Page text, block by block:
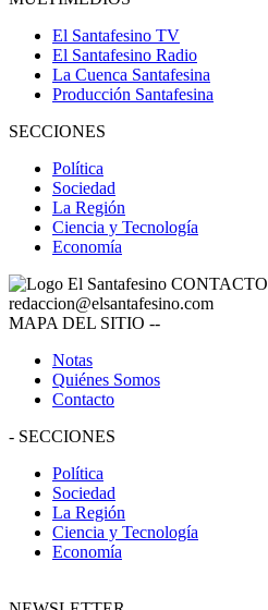
El Santafesino TV
El Santafesino Radio
La Cuenca Santafesina
Producción Santafesina
SECCIONES
Política
Sociedad
La Región
Ciencia y Tecnología
Economía
CONTACTO
redaccion@elsantafesino.com
MAPA DEL SITIO --
Notas
Quiénes Somos
Contacto
- SECCIONES
Política
Sociedad
La Región
Ciencia y Tecnología
Economía